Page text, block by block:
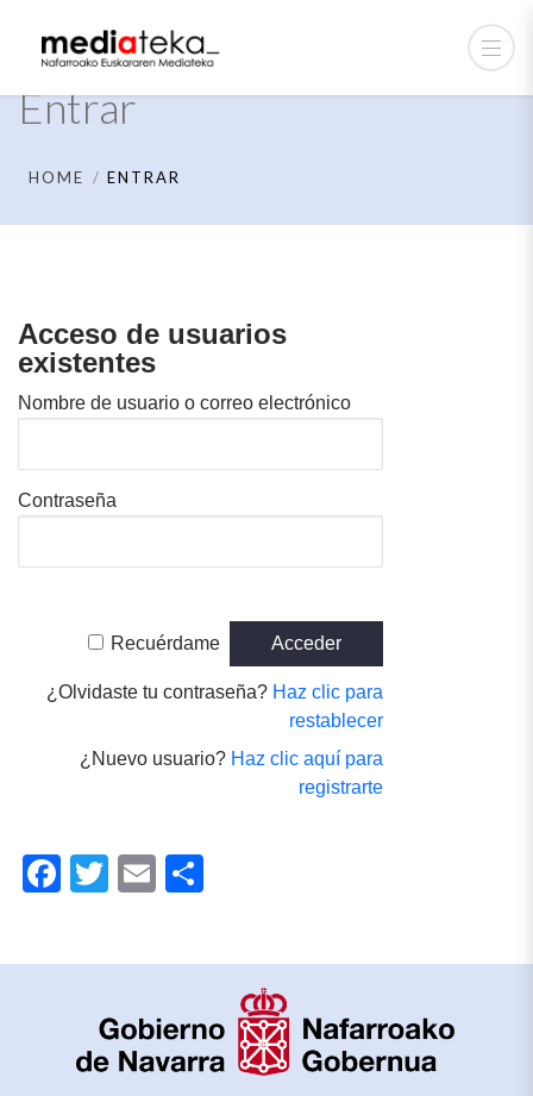
Entrar
HOME ENTRAR
Acceso de usuarios
existentes
Nombre de usuario o correo electrónico
Contraseña
Recuérdame
¿Olvidaste tu contraseña? Haz clic para
restablecer
¿Nuevo usuario? Haz clic aquí para
registrarte
Facebook
Twitter
Email